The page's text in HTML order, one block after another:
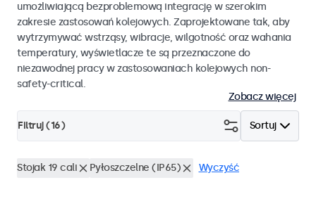
umożliwiającą bezproblemową integrację w szerokim
zakresie zastosowań kolejowych. Zaprojektowane tak, aby
wytrzymywać wstrząsy, wibracje, wilgotność oraz wahania
temperatury, wyświetlacze te są przeznaczone do
niezawodnej pracy w zastosowaniach kolejowych non-
safety-critical.
Zobacz więcej
Sortuj
Filtruj (16)
Stojak 19 cali Pyłoszczelne (IP65) Wyczyść